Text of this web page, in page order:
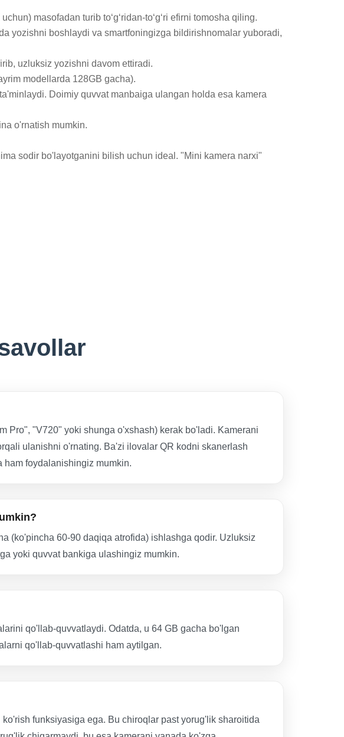
masofadan turib to‘g‘ridan-to‘g‘ri efirni tomosha qiling.
yozishni boshlaydi va smartfoningizga bildirishnomalar yuboradi,
uzluksiz yozishni davom ettiradi.
modellarda 128GB gacha).
Doimiy quvvat manbaiga ulangan holda esa kamera
o'rnatish mumkin.
sodir bo'layotganini bilish uchun ideal. "Mini kamera narxi"
Pro", "V720" yoki shunga o'xshash) kerak bo'ladi. Kamerani
ulanishni o'rnating. Ba'zi ilovalar QR kodni skanerlash
foydalanishingiz mumkin.
(ko'pincha 60-90 daqiqa atrofida) ishlashga qodir. Uzluksiz
yoki quvvat bankiga ulashingiz mumkin.
qo'llab-quvvatlaydi. Odatda, u 64 GB gacha bo'lgan
qo'llab-quvvatlashi ham aytilgan.
funksiyasiga ega. Bu chiroqlar past yorug'lik sharoitida